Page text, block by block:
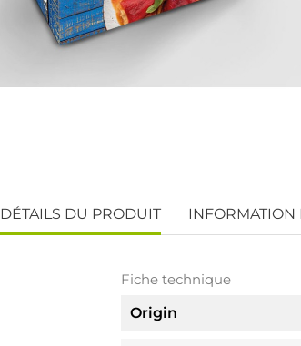
DÉTAILS DU PRODUIT INFORMATION
Fiche technique
Origin